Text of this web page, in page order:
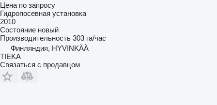
Цена по запросу
Гидропосевная установка
2010
Состояние новый
Производительность 303 га/час
Финляндия, HYVINKÄÄ
TIEKA
Связаться с продавцом